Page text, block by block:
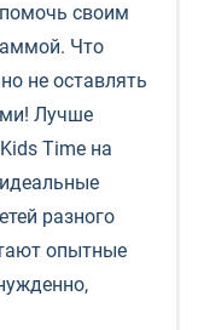
своим
Что
не оставлять
Лучше
Time на
разного
опытные